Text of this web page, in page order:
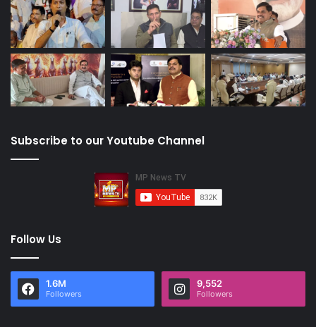
Subscribe to our Youtube Channel
Follow Us
1.6M
Followers
9,552
Followers